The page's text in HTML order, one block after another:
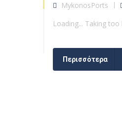
MykonosPorts
Loading... Taking
Περισσότερα